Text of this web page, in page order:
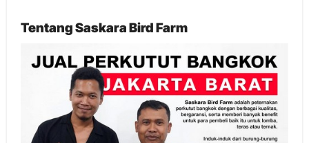
TentangSaskara Bird Farm